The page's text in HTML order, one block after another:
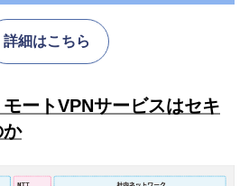
詳細はこちら
ートVPNサービスはセキ
か